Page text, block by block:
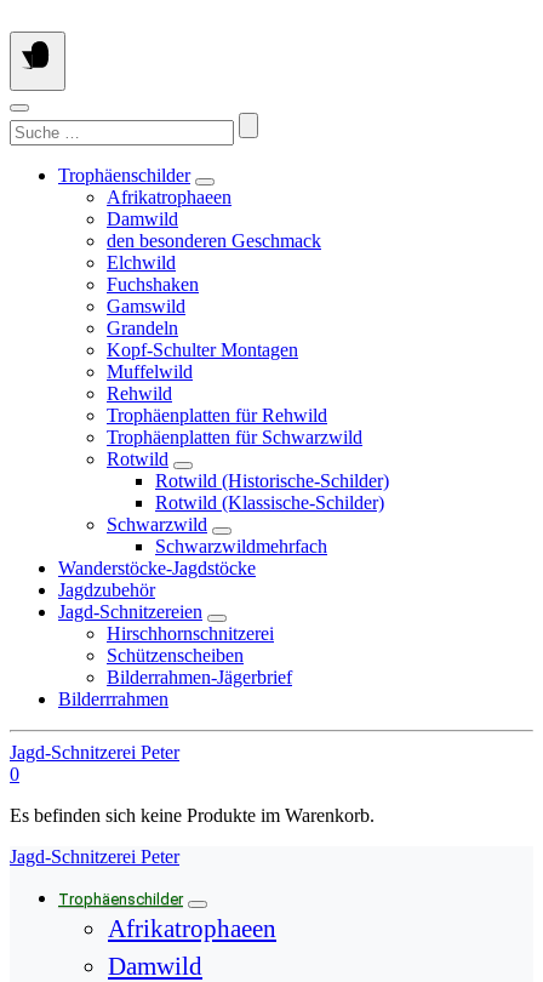
Springe
zum
Inhalt
Suchen
nach:
Trophäenschilder
Afrikatrophaeen
Damwild
den besonderen Geschmack
Elchwild
Fuchshaken
Gamswild
Grandeln
Kopf-Schulter Montagen
Muffelwild
Rehwild
Trophäenplatten für Rehwild
Trophäenplatten für Schwarzwild
Rotwild
Rotwild (Historische-Schilder)
Rotwild (Klassische-Schilder)
Schwarzwild
Schwarzwildmehrfach
Wanderstöcke-Jagdstöcke
Jagdzubehör
Jagd-Schnitzereien
Hirschhornschnitzerei
Schützenscheiben
Bilderrahmen-Jägerbrief
Bilderrrahmen
Jagd-Schnitzerei Peter
0
Es befinden sich keine Produkte im Warenkorb.
Jagd-Schnitzerei Peter
Trophäenschilder
Afrikatrophaeen
Damwild